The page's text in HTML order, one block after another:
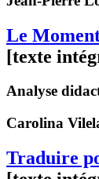
Le
[texte
Analyse
Carolina
Traduire